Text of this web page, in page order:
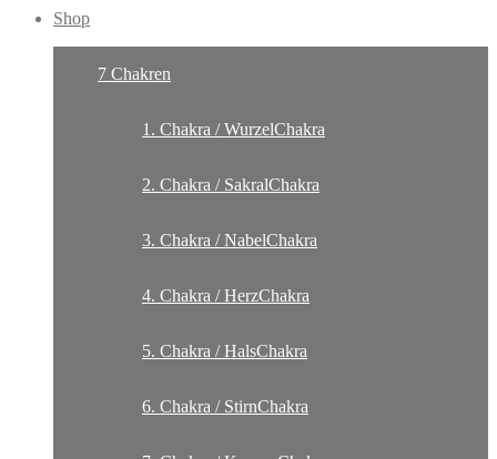
Shop
7 Chakren
1. Chakra / WurzelChakra
2. Chakra / SakralChakra
3. Chakra / NabelChakra
4. Chakra / HerzChakra
5. Chakra / HalsChakra
6. Chakra / StirnChakra